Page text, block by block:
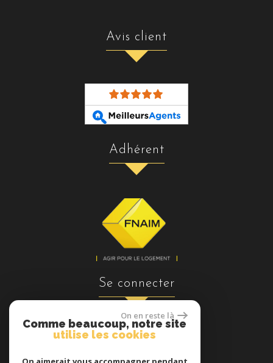
avis client
adhérent
se connecter
On en reste là
Comme beaucoup, notre site
utilise les cookies